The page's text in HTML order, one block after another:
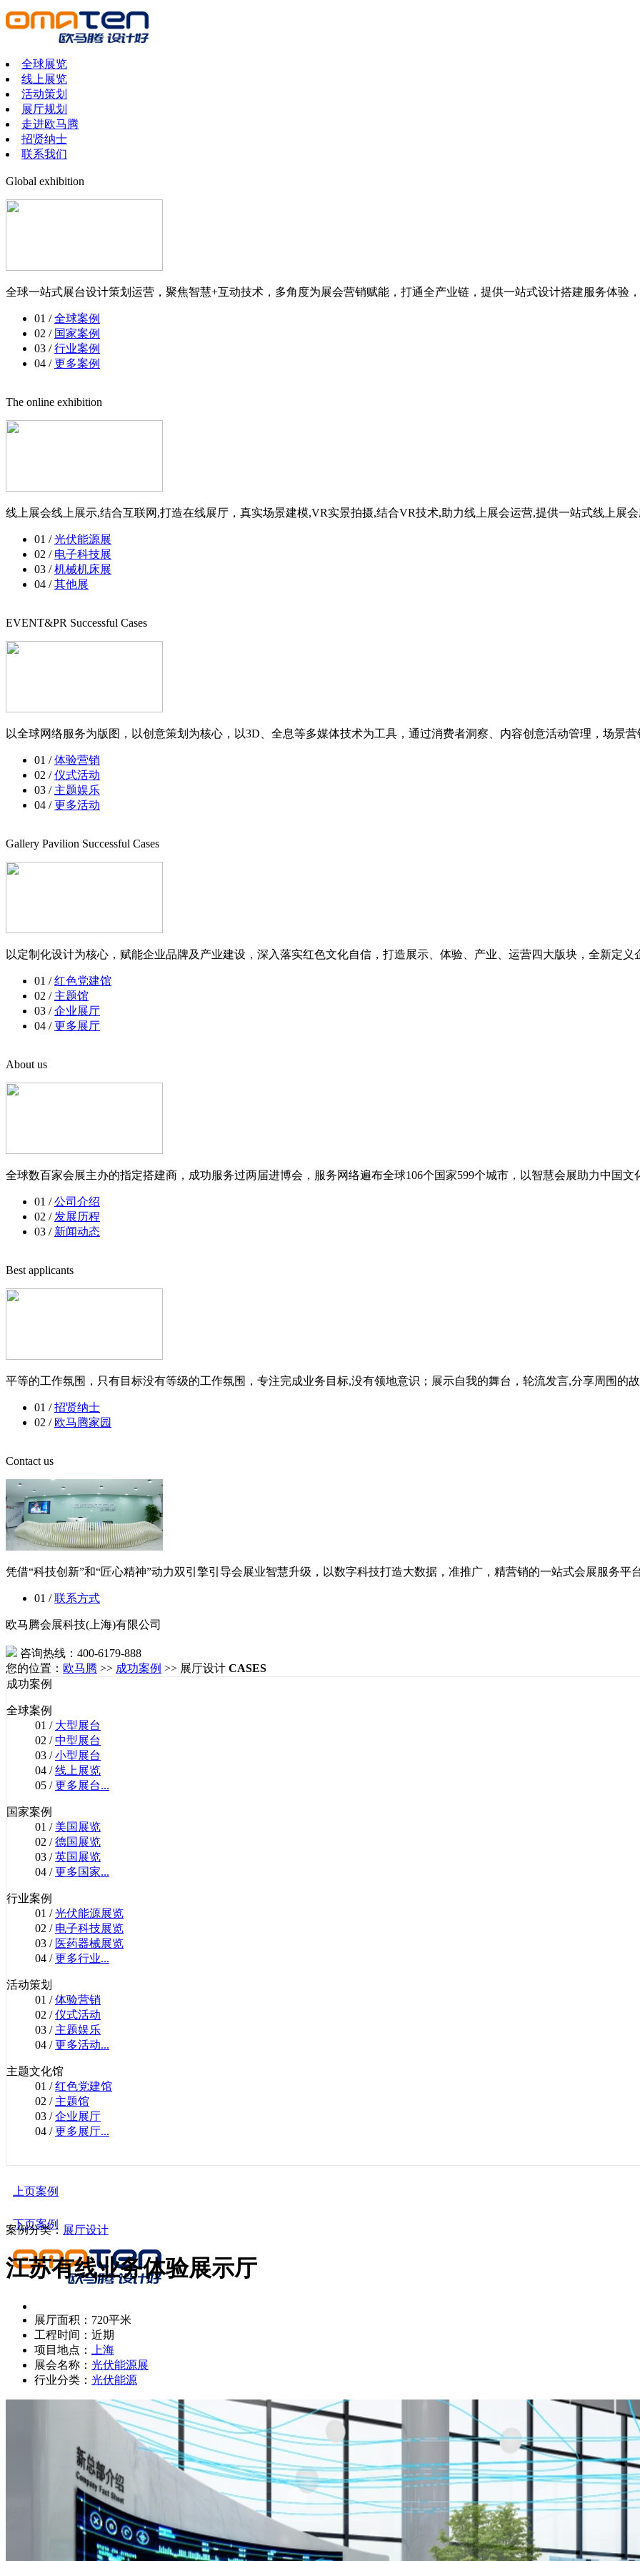
全球展览
线上展览
活动策划
展厅规划
走进欧马腾
招贤纳士
联系我们
Global exhibition
全球一站式展台设计策划运营，聚焦智慧+互动技术，多角度为展会营销赋能，打通全产业链，提供一站式设计搭建服务体验
01 /全球案例
02 / 国家案例
03 /行业案例
04 /更多案例
The online exhibition
线上展会线上展示,结合互联网,打造在线展厅，真实场景建模,VR实景拍摄,结合VR技术,助力线上展会运营,提供一站式线上展会
01 /光伏能源展
02 / 电子科技展
03 /机械机床展
04 /其他展
EVENT&PR Successful Cases
以全球网络服务为版图，以创意策划为核心，以3D、全息等多媒体技术为工具，通过消费者洞察、内容创意活动管理，场景
01 /体验营销
02 /仪式活动
03 / 主题娱乐
04 /更多活动
Gallery Pavilion Successful Cases
以定制化设计为核心，赋能企业品牌及产业建设，深入落实红色文化自信，打造展示、体验、产业、运营四大版块，全新定义
01 /红色党建馆
02 / 主题馆
03 /企业展厅
04 /更多展厅
About us
全球数百家会展主办的指定搭建商，成功服务过两届进博会，服务网络遍布全球106个国家599个城市，以智慧会展助力中国文
01 /公司介绍
02 / 发展历程
03 / 新闻动态
Best applicants
平等的工作氛围，只有目标没有等级的工作氛围，专注完成业务目标,没有领地意识；展示自我的舞台，轮流发言,分享周围的故
01 /招贤纳士
02 / 欧马腾家园
Contact us
凭借“科技创新”和“匠心精神”动力双引擎引导会展业智慧升级，以数字科技打造大数据，准推广，精营销的一站式会展服务平
01 /联系方式
欧马腾会展科技(上海)有限公司
咨询热线：400-6179-888
您的位置： 欧马腾 >> 成功案例 >> 展厅设计 CASES
成功案例
全球案例
01 / 大型展台
02 /中型展台
03 /小型展台
04 /线上展览
05 /更多展台...
国家案例
01 / 美国展览
02 /德国展览
03 /英国展览
04 /更多国家...
行业案例
01 /光伏能源展览
02 / 电子科技展览
03 / 医药器械展览
04 /更多行业...
活动策划
01 /体验营销
02 /仪式活动
03 / 主题娱乐
04 /更多活动...
主题文化馆
01 /红色党建馆
02 / 主题馆
03 /企业展厅
04 /更多展厅...
上页案例
下页案例
案例分类： 展厅设计
江苏有线业务体验展示厅
展厅面积：720平米
工程时间：近期
项目地点：
上海
展会名称： 光伏能源展
行业分类： 光伏能源